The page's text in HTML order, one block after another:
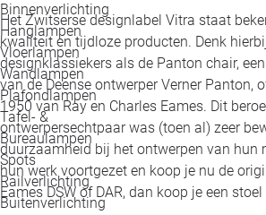
Binnenverlichting
Hanglampen
Vloerlampen
Wandlampen
Plafondlampen
Tafel- &
Bureaulampen
Spots
Railverlichting
Buitenverlichting
Het Zwitserse designlabel Vitra staat
kwaliteit en tijdloze producten. Denk
designklassiekers als de Panton chair,
van de Deense ontwerper Verner Panton,
1950 van Ray en Charles Eames. Dit
ontwerpersechtpaar was (toen al) zeer
duurzaamheid bij het ontwerpen van hun
hun werk voortgezet en koop je nu de
Eames DSW of DAR, dan koop je een